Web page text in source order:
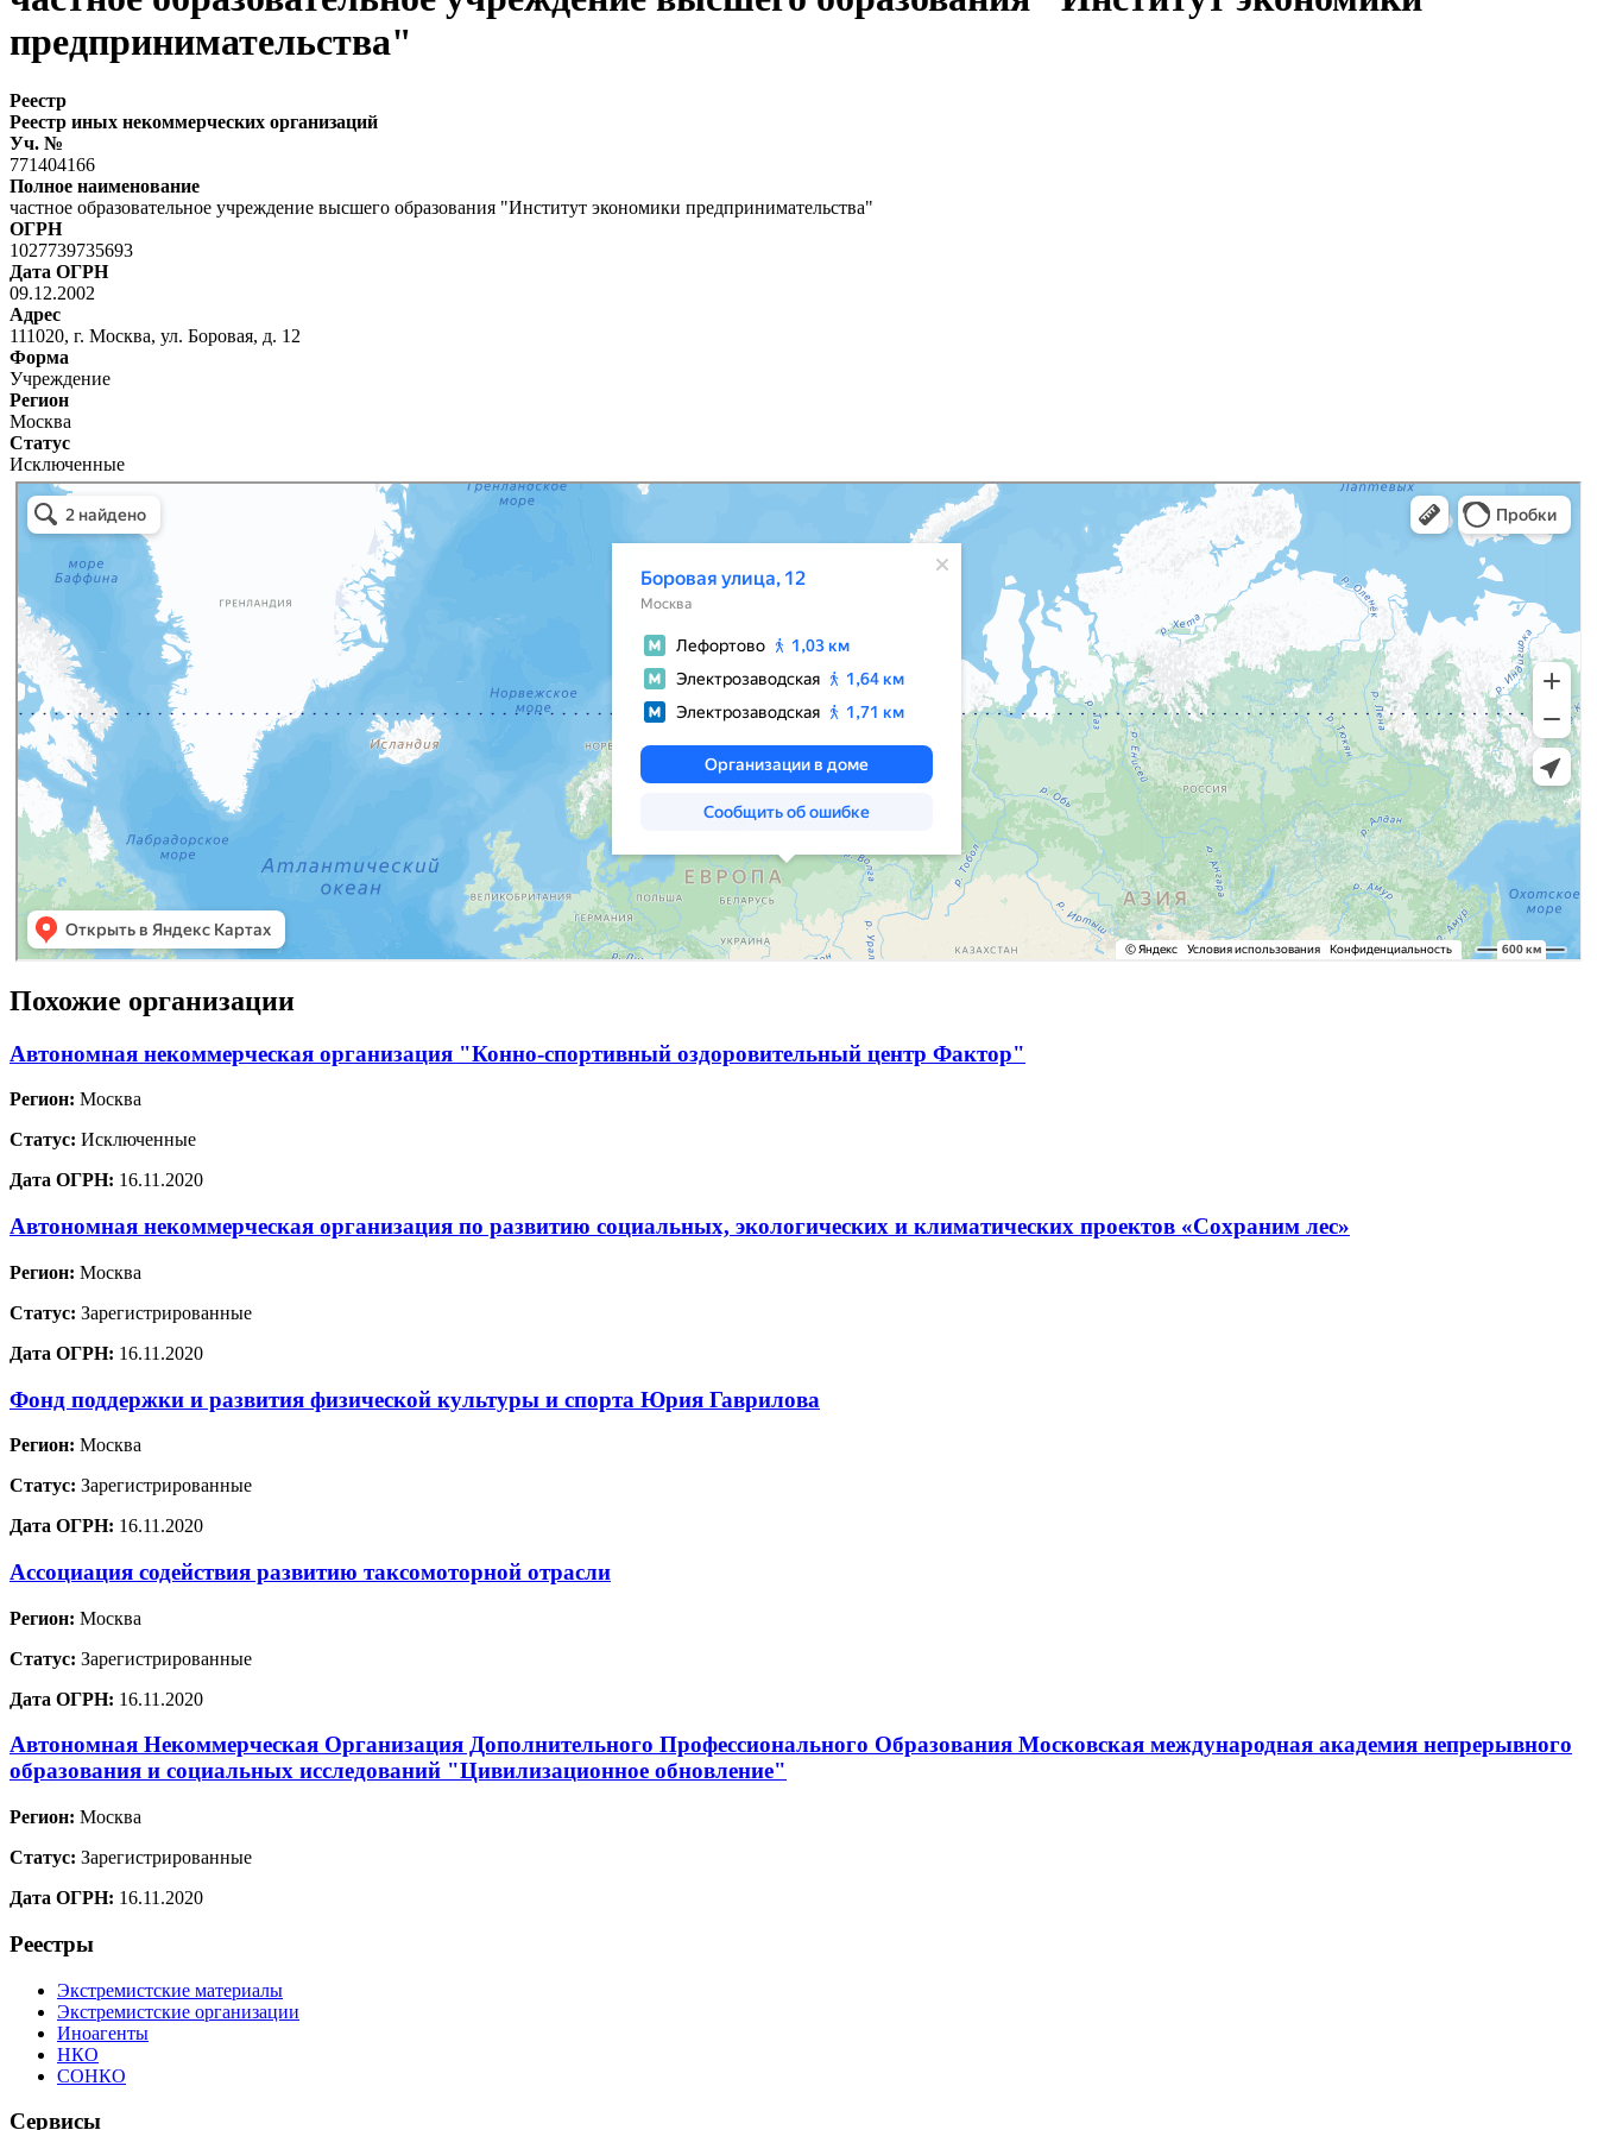
предпринимательства"
Реестр
Реестр иных некоммерческих организаций
Уч. №
771404166
Полное наименование
частное образовательное учреждение высшего образования "Институт экономики предпринимательства"
ОГРН
1027739735693
Дата ОГРН
09.12.2002
Адрес
111020, г. Москва, ул. Боровая, д. 12
Форма
Учреждение
Регион
Москва
Статус
Исключенные
Похожие организации
Автономная некоммерческая организация "Конно-спортивный оздоровительный центр Фактор"
Регион: Москва
Статус: Исключенные
Дата ОГРН: 16.11.2020
Автономная некоммерческая организация по развитию социальных, экологических и климатических проектов «Сохраним лес»
Регион: Москва
Статус: Зарегистрированные
Дата ОГРН: 16.11.2020
Фонд поддержки и развития физической культуры и спорта Юрия Гаврилова
Регион: Москва
Статус: Зарегистрированные
Дата ОГРН: 16.11.2020
Ассоциация содействия развитию таксомоторной отрасли
Регион: Москва
Статус: Зарегистрированные
Дата ОГРН: 16.11.2020
Автономная Некоммерческая Организация Дополнительного Профессионального Образования Московская международная академия непрерывного
образования и социальных исследований "Цивилизационное обновление"
Регион: Москва
Статус: Зарегистрированные
Дата ОГРН: 16.11.2020
Реестры
Экстремистские материалы
Экстремистские организации
Иноагенты
НКО
СОНКО
Сервисы